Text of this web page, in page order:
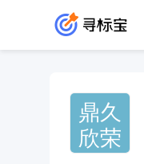
鼎久
欣荣